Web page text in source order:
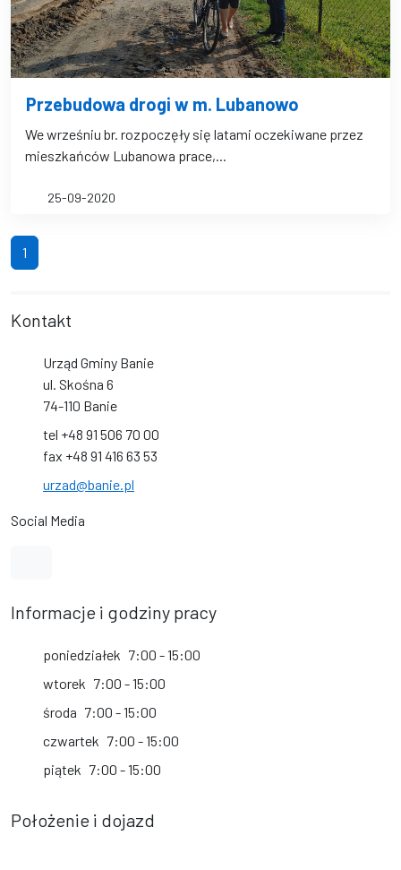
Przebudowa drogi w m. Lubanowo
We wrześniu br. rozpoczęły się latami oczekiwane przez
mieszkańców Lubanowa prace,...
25-09-2020
1
Kontakt
Urząd Gminy Banie
ul. Skośna 6
74-110 Banie
tel +48 91 506 70 00
fax +48 91 416 63 53
urzad@banie.pl
Social Media
Informacje i godziny pracy
poniedziałek 7:00 - 15:00
wtorek 7:00 - 15:00
środa 7:00 - 15:00
czwartek 7:00 - 15:00
piątek 7:00 - 15:00
Położenie i dojazd